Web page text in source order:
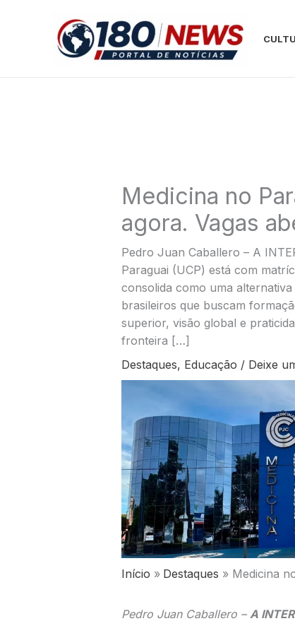
Medicina no
agora. Vagas
Pedro Juan Caballero – A
Paraguai (UCP) está com
consolida como uma
brasileiros que buscam
superior, visão global e
fronteira […]
Destaques, Educação / Deixe
Início Destaques Medicina
Pedro Juan Caballero – A